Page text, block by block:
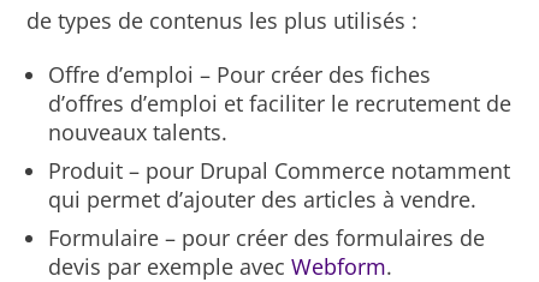
de types de contenus les plus utilisés :
Offre d’emploi – Pour créer des fiches
d’offres d’emploi et faciliter le recrutement de
nouveaux talents.
Produit – pour Drupal Commerce notamment
qui permet d’ajouter des articles à vendre.
Formulaire – pour créer des formulaires de
devis par exemple avecWebform.